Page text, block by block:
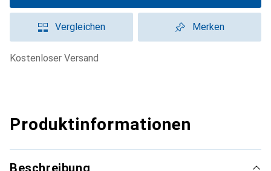
Vergleichen Merken
kostenloser Versand
Produktinformationen
Beschreibung